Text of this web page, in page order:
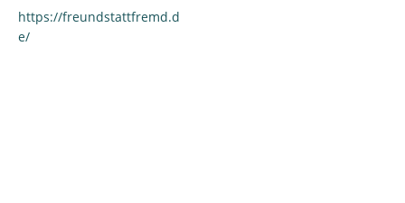
https://freundstattfremd.d
e/